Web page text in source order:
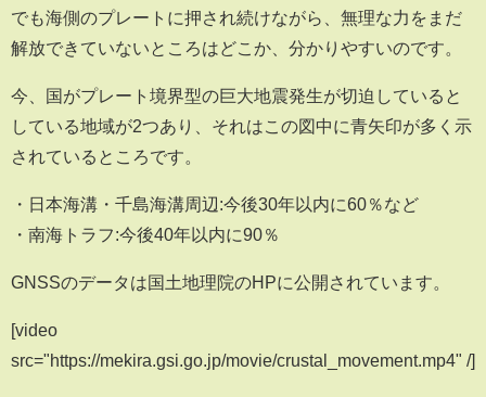
でも海側のプレートに押され続けながら、無理な力をまだ
解放できていないところはどこか、分かりやすいのです。
今、国がプレート境界型の巨大地震発生が切迫していると
している地域が2つあり、それはこの図中に青矢印が多く示
されているところです。
・日本海溝・千島海溝周辺:今後30年以内に60％など
・南海トラフ:今後40年以内に90％
GNSSのデータは国土地理院のHPに公開されています。
[video
src="https://mekira.gsi.go.jp/movie/crustal_movement.mp4" /]